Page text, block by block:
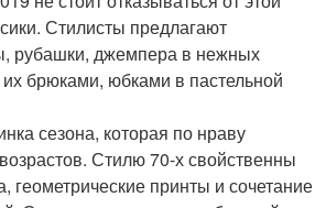
Стилисты предлагают
рубашки, джемпера в нежных
брюками, юбками в пастельной
сезона, которая по нраву
Стилю 70-х свойственны
геометрические принты и сочетание